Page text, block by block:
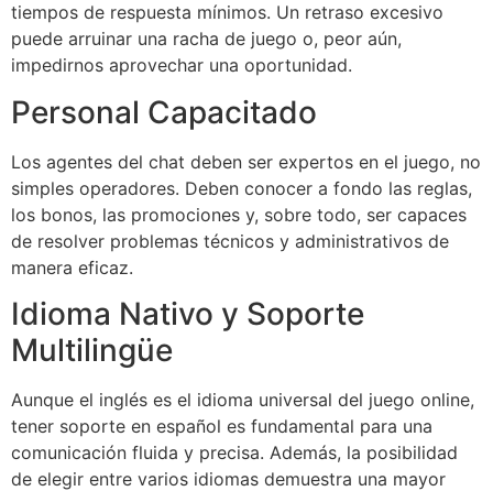
tiempos de respuesta mínimos. Un retraso excesivo
puede arruinar una racha de juego o, peor aún,
impedirnos aprovechar una oportunidad.
Personal Capacitado
Los agentes del chat deben ser expertos en el juego, no
simples operadores. Deben conocer a fondo las reglas,
los bonos, las promociones y, sobre todo, ser capaces
de resolver problemas técnicos y administrativos de
manera eficaz.
Idioma Nativo y Soporte
Multilingüe
Aunque el inglés es el idioma universal del juego online,
tener soporte en español es fundamental para una
comunicación fluida y precisa. Además, la posibilidad
de elegir entre varios idiomas demuestra una mayor